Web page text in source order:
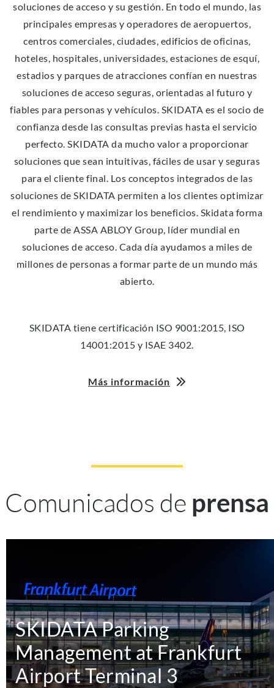
soluciones de acceso y su gestión. En todo el mundo, las
principales empresas y operadores de aeropuertos,
centros comerciales, ciudades, edificios de oficinas,
hoteles, hospitales, universidades, estaciones de esquí,
estadios y parques de atracciones confían en nuestras
soluciones de acceso seguras, orientadas al futuro y
fiables para personas y vehículos. SKIDATA es el socio de
confianza desde las consultas previas hasta el servicio
perfecto. SKIDATA da mucho valor a proporcionar
soluciones que sean intuitivas, fáciles de usar y seguras
para el cliente final. Los conceptos integrados de las
soluciones de SKIDATA permiten a los clientes optimizar
el rendimiento y maximizar los beneficios. Skidata forma
parte de ASSA ABLOY Group, líder mundial en
soluciones de acceso. Cada día ayudamos a miles de
millones de personas a formar parte de un mundo más
abierto.
SKIDATA tiene certificación ISO 9001:2015, ISO
14001:2015 y ISAE 3402.
Más información
Comunicados de prensa
SKIDATA Parking
Management at Frankfurt
Airport Terminal 3